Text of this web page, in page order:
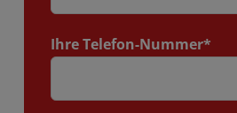
Ihre Telefon-Nummer*